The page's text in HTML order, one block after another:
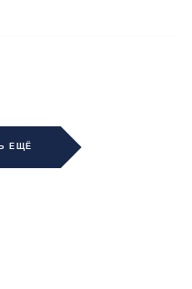
ЕЩЁ